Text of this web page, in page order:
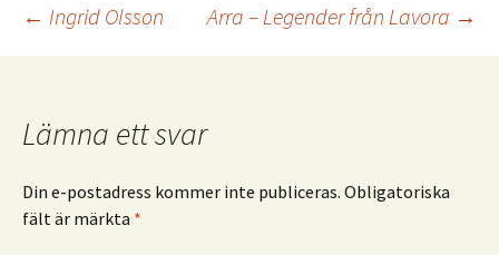
Inläggsnavigering
← Ingrid Olsson Arra – Legender från Lavora →
Lämna ett svar
Din e-postadress kommer inte publiceras. Obligatoriska
fält är märkta *